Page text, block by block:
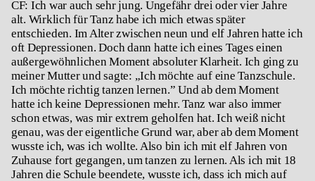
CF: Ich war auch sehr jung. Ungefähr drei oder vier Jahre
alt. Wirklich für Tanz habe ich mich etwas später
entschieden. Im Alter zwischen neun und elf Jahren hatte ich
oft Depressionen. Doch dann hatte ich eines Tages einen
außergewöhnlichen Moment absoluter Klarheit. Ich ging zu
meiner Mutter und sagte: „Ich möchte auf eine Tanzschule.
Ich möchte richtig tanzen lernen.” Und ab dem Moment
hatte ich keine Depressionen mehr. Tanz war also immer
schon etwas, was mir extrem geholfen hat. Ich weiß nicht
genau, was der eigentliche Grund war, aber ab dem Moment
wusste ich, was ich wollte. Also bin ich mit elf Jahren von
Zuhause fort gegangen, um tanzen zu lernen. Als ich mit 18
Jahren die Schule beendete, wusste ich, dass ich mich auf